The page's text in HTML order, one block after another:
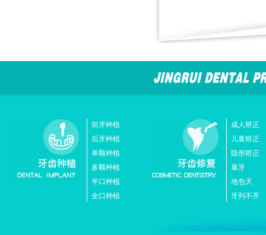
前牙种植
后牙种植
单颗种植
多颗种植
半口种植
全口种植
成人矫正
儿童矫正
隐形矫正
暴牙
地包天
牙列不齐